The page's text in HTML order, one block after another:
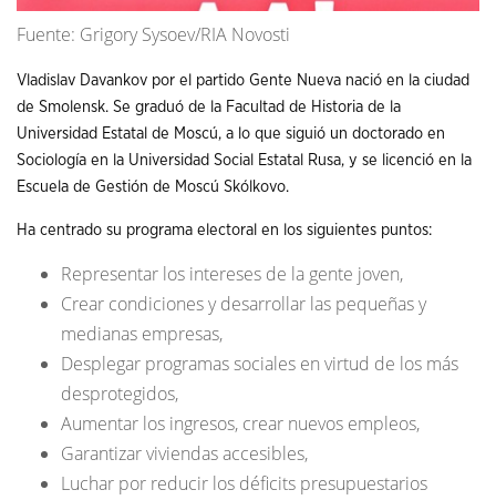
Fuente: Grigory Sysoev/RIA Novosti
Vladislav Davankov por el partido Gente Nueva nació en la ciudad
de Smolensk. Se graduó de la Facultad de Historia de la
Universidad Estatal de Moscú, a lo que siguió un doctorado en
Sociología en la Universidad Social Estatal Rusa, y se licenció en la
Escuela de Gestión de Moscú Skólkovo.
Ha centrado su programa electoral en los siguientes puntos:
Representar los intereses de la gente joven,
Crear condiciones y desarrollar las pequeñas y
medianas empresas,
Desplegar programas sociales en virtud de los más
desprotegidos,
Aumentar los ingresos, crear nuevos empleos,
Garantizar viviendas accesibles,
Luchar por reducir los déficits presupuestarios